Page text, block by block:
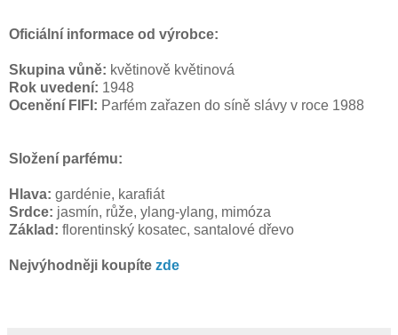
Oficiální informace od výrobce:
Skupina vůně: květinově květinová
Rok uvedení: 1948
Ocenění FIFI: Parfém zařazen do síně slávy v roce 1988
Složení parfému:
Hlava: gardénie, karafiát
Srdce: jasmín, růže, ylang-ylang, mimóza
Základ: florentinský kosatec, santalové dřevo
Nejvýhodněji koupíte zde